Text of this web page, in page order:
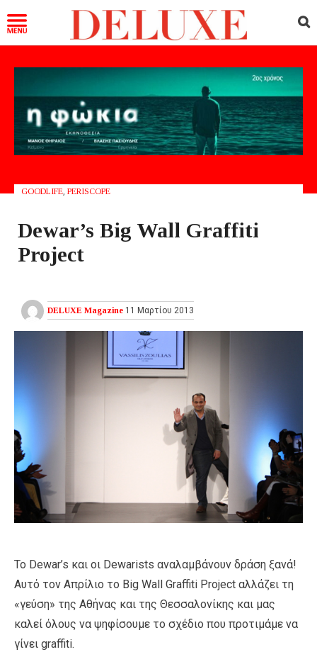
GOODLIFE PERISCOPE
Dewar’s Big Wall Graffiti
Project
DELUXE Magazine 11 Μαρτίου 2013
Το Dewar’s και οι Dewarists αναλαμβάνουν δράση ξανά!
Αυτό τον Απρίλιο το Big Wall Graffiti Project αλλάζει τη
«γεύση» της Αθήνας και της Θεσσαλονίκης και μας
καλεί όλους να ψηφίσουμε το σχέδιο που προτιμάμε να
γίνει graffiti.